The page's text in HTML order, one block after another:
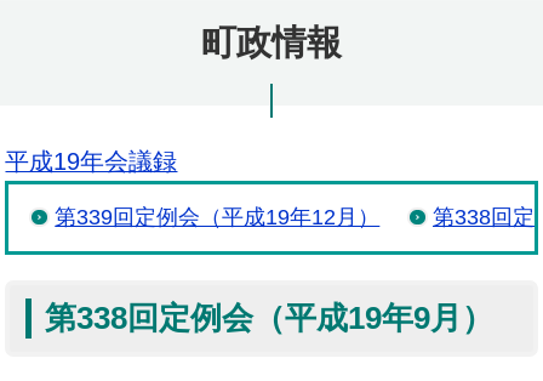
町政情報
平成19年会議録
第339回定例会（平成19年12月） 第338回定
第338回定例会（平成19年9月）